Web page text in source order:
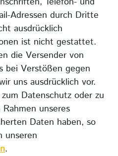
Adressen durch Dritte
ausdrücklich
ist nicht gestattet.
die Versender von
bei Verstößen gegen
uns ausdrücklich vor.
Datenschutz oder zu
unseres
Daten haben, so
unseren
.